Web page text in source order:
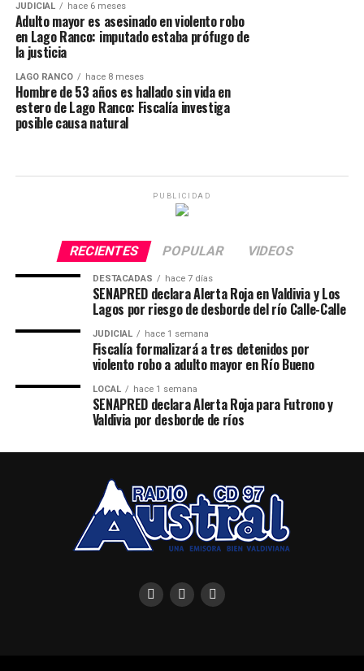
JUDICIAL hace 6 meses
Adulto mayor es asesinado en violento robo
en Lago Ranco: imputado estaba prófugo de
la justicia
LAGO RANCO hace 8 meses
Hombre de 53 años es hallado sin vida en
estero de Lago Ranco: Fiscalía investiga
posible causa natural
PUBLICIDAD
RECIENTES POPULAR VIDEOS
DESTACADAS hace 7 días
SENAPRED declara Alerta Roja en Valdivia y Los
Lagos por riesgo de desborde del río Calle-Calle
JUDICIAL hace 1 semana
Fiscalía formalizará a tres detenidos por
violento robo a adulto mayor en Río Bueno
LOCAL hace 1 semana
SENAPRED declara Alerta Roja para Futrono y
Valdivia por desborde de ríos